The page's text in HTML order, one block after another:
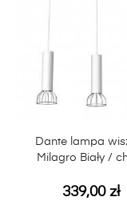
Dante lampa
Milagro Biały /
Cena
339,00 zł